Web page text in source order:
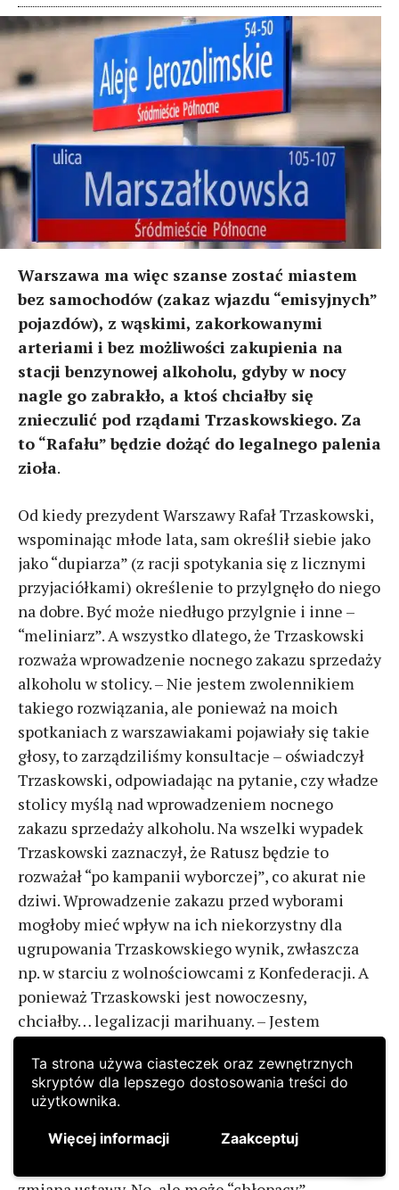
Ta strona używa ciasteczek oraz zewnętrznych
skryptów dla lepszego dostosowania treści do
użytkownika.
Więcej informacji Zaakceptuj